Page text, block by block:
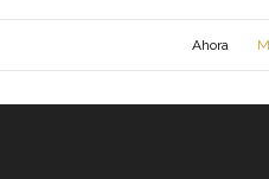
Ahora